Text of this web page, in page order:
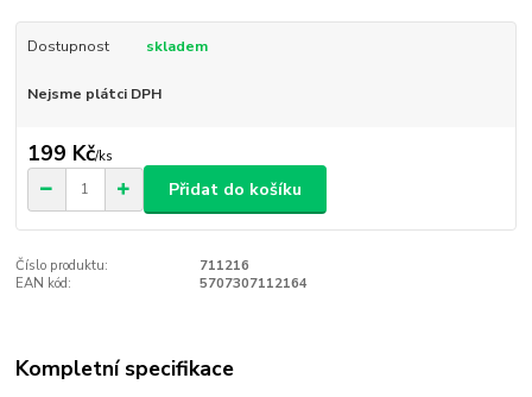
Dostupnost skladem
Nejsme plátci DPH
199 Kč/ks
Přidat do košíku
Číslo produktu:
711216
EAN kód:
5707307112164
Kompletní specifikace